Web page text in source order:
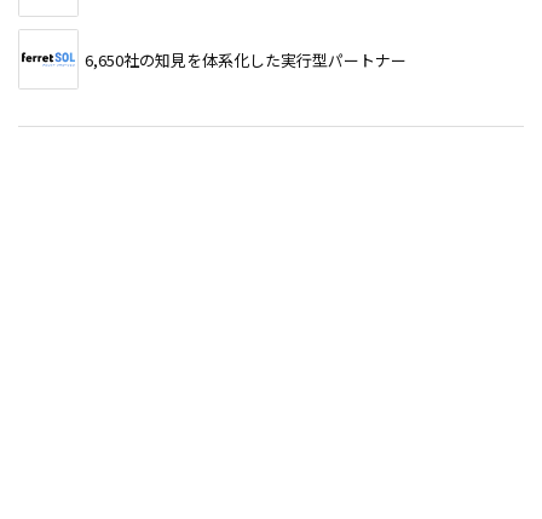
6,650社の知見を体系化した実行型パートナー